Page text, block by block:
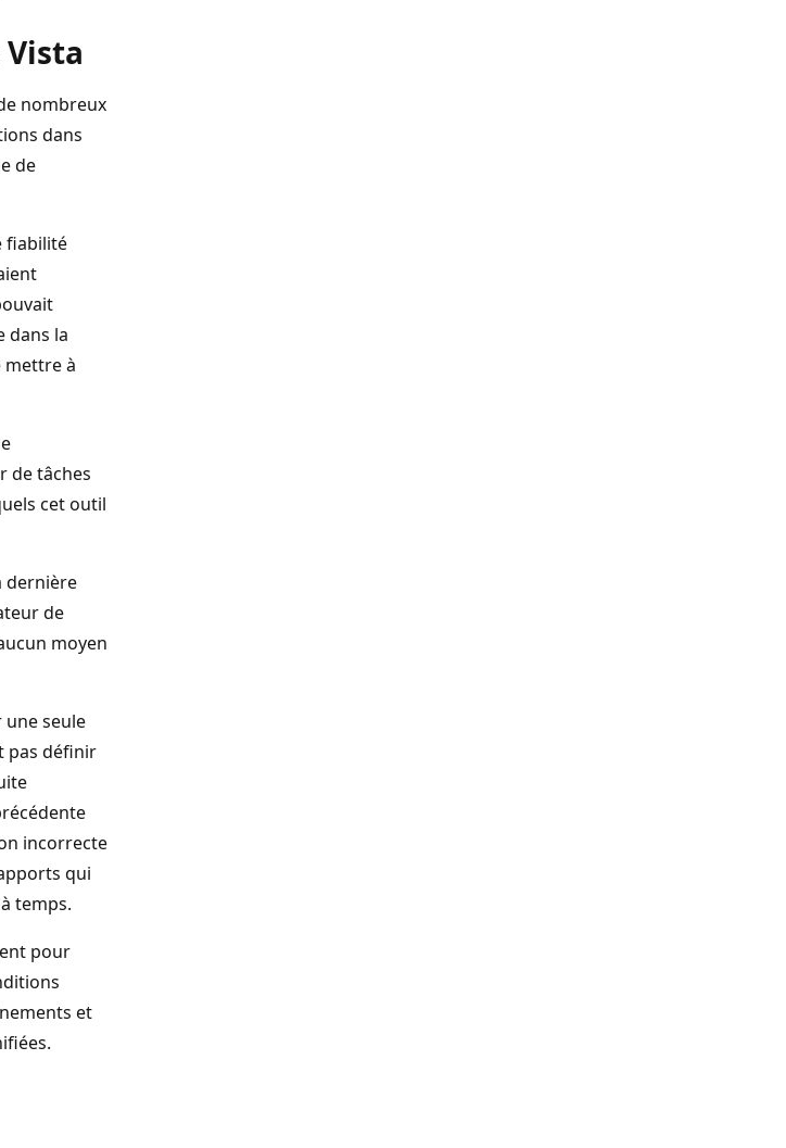
nombreux
dans
de
fiabilité
dans la
mettre à
de tâches
cet outil
dernière
de
moyen
seule
pas définir
incorrecte
qui
temps.
pour
et